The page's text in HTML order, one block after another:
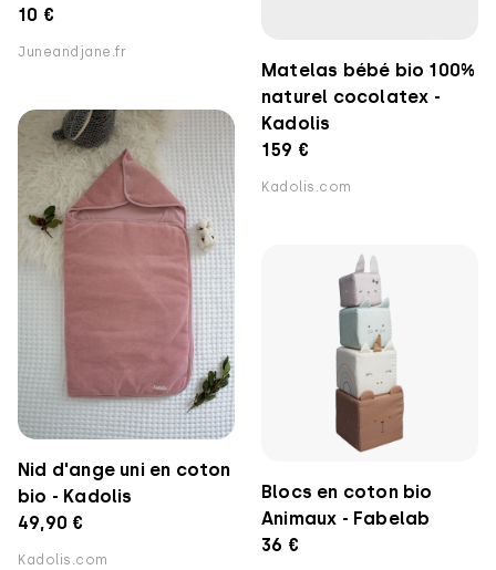
10 €
Juneandjane.fr
Matelas bébé bio 100%
naturel cocolatex -
Kadolis
159 €
Kadolis.com
Nid d'ange uni en coton
bio - Kadolis
49,90 €
Kadolis.com
Blocs en coton bio
Animaux - Fabelab
36 €